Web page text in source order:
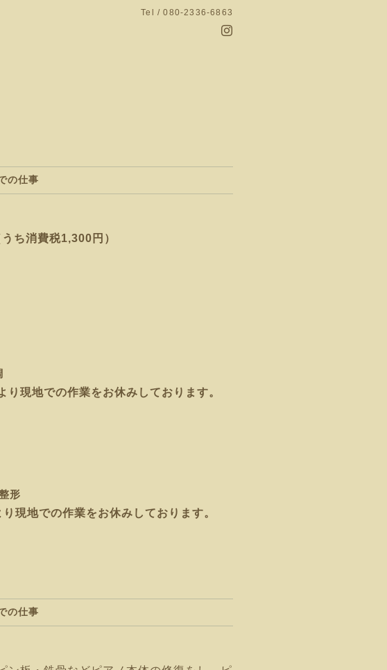
Tel / 080-2336-6863
の仕事
ち消費税1,300円）
り現地での作業をお休みしております。
形
現地での作業をお休みしております。
の仕事